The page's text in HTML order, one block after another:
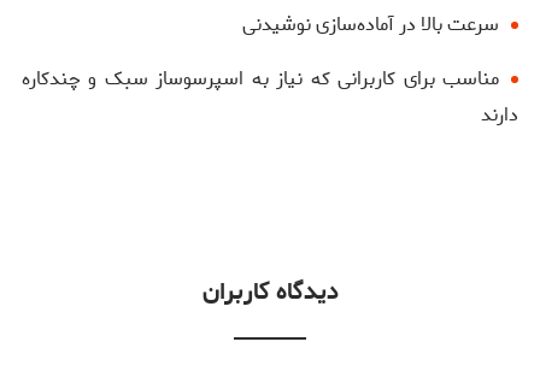
سرعت بالا در آماده‌سازی نوشیدنی
مناسب برای کاربرانی که نیاز به اسپرسوساز سبک و چندکاره
دارند
دیدگاه کاربران